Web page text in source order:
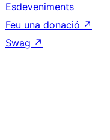
Esdeveniments
Feu una donació ↗
Swag ↗